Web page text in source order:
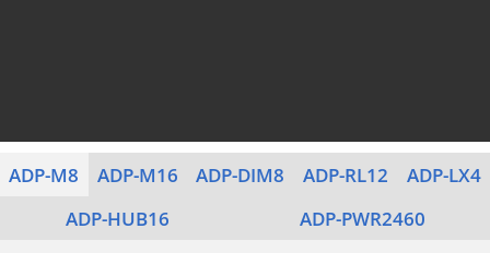
ADP-M8 ADP-M16 ADP-DIM8 ADP-RL12
ADP-LX4
ADP-HUB16
ADP-PWR2460